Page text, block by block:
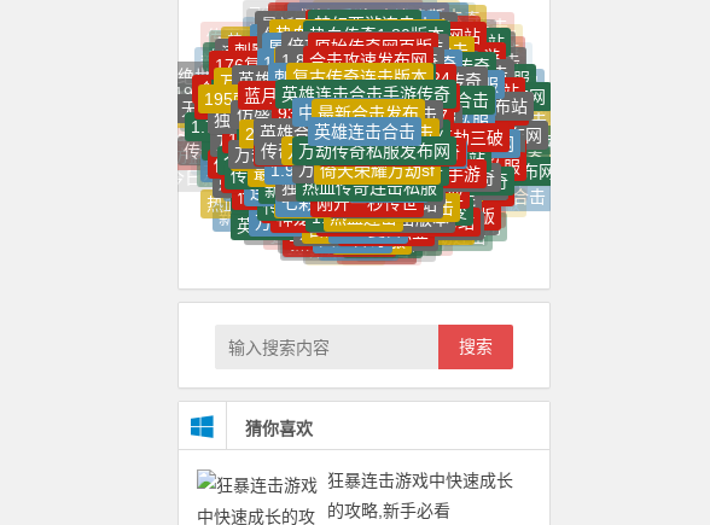
西游变态手游
西游高爆版手
999传奇手游SF新服网
盛大1.76复古合击版本
虎威荣耀倚天版本传奇
道盾合击版本
极品传奇
最新万劫版本传奇
新开连击
梦幻西游连击
传奇1.85合击
最新狼派连击
新开热血传奇sf
热血高爆版传奇
复古万劫版本合击
热血传奇sf私发网
热血传奇手游
网页版永劫无间
仿盛大内功连击传奇
热血传奇sf最新发布网
热血传奇1.80版本
新开万劫连击传奇网站
传奇私服单职业
最新单职业传奇网站
传奇私服网站大全
鸿蒙超变传奇手游
新年仙界三破万劫
怒火一刀传奇手游
满攻速高爆率传奇
刺影三破万劫连击
龙神万劫传奇
屠龙霸业传奇手游
倍功万劫连击传奇
原始传奇网页版
魔龙传奇手游
1.85复古版合击
传奇SF999
万魔劫传奇手游
梦幻西游超级连击
皓月传奇
1.80星王合击
绝世倚天荣耀万劫版本
合击SF
1.76私服
176复古金币版本传奇
1.95万劫传奇
合击连击传奇
1.80英雄合击神途
合击攻速发布网
三端互通传奇
1.95刺影传奇
刺影万劫连击传奇
合击传奇连击
传奇sf万劫连击
内功连击传奇私服
新开传奇连击私服
1.80连击传世
‌180合击传奇发布网
‌195合击传奇发布网站
合击传奇新开网站
英雄合击发布网
万劫SF传奇发布网
英雄连击传奇私服
英雄合击sf
刺影玉兔万劫连击
复古传奇连击版本
热血传奇1.80
狼派连击2024
超超变65535传奇
新开中变传世私服
超变连击传奇
80星王合击网站
英雄合击传奇发布网
最新1.76合击
传奇176网页游戏
复古传世无元神
二合一传奇带彻地钉手游
无限刀速超变单职业
灭神单职业手机版
万劫传奇手游
195刺影连击合击手机版
绝世烈焰传奇
蓝月返利版之古云传奇
复古传奇连击
英雄连击合击手游传奇
传奇手游高爆版
连击传奇官网
英雄合击1.76合击
万劫连击2024
1.95刺影合击发布站
神龙合击发布网
新开合击版本
龙王万劫三破连击
1.95连击
sf999手游传奇新服网
超变合击版
冰雪合击
1.76暗黑版本传奇
万劫sf
独家飞翔万劫连击
复古传奇
仿盛大复古内功连击
9377至尊合击
中变万劫连击
最新合击发布
新开传奇连击
万劫冰雪67
烈焰私服
传奇合击私服
中变传奇
传奇世界SF
合击SF最新发布网
万劫连击万劫传奇独家万劫三破
古焰传奇
万劫合击
万劫连击sf94
仿盛大金牛内功合击
传奇合击连击版本
玉兔万劫连击
万劫合击传奇
1.95连击传奇
必杀万劫连击
2023新开万劫SF
英雄合击1.85合击
SF万劫
英雄连击合击
光明万劫连击
新开单职业
万劫连击独家万劫三破
3破万劫连击
合击sf倍攻发布网
万劫连击纯微端
倍功万劫连击
神龙万劫三破传奇
光明黑暗万劫传奇
195神龙刺影合击手游
今日新开传奇合击连击
万劫合击私服
万劫传奇合击
传奇连击合击
今日传奇万劫
新开万劫版本
万劫合击传奇私服
连击传奇发布网
传奇万劫三破发布网
万劫版本传奇网站
万劫传奇私服发布网
新开连击合击传奇
刚开连击传奇
万劫连击发布站
英雄2私服
最新英雄合击私服
热血传奇万劫连击发布网
176传奇
单职业迷失
华夏万劫连击
80变态倍功合击发布网
热血合击
至尊合击
刺影神龙合击
神蛇万劫连击
传奇中变新开网
最新传奇超变
1.95皓月合击
变态合击
万劫传奇发布网
倚天荣耀万劫sf
180合击传奇
内功连击传奇手游
新开内功连击传奇
万劫连击合击传奇
1.95传奇神龙
万劫连击手游
七彩变态英雄连击合击
三破传奇合击版
万劫神途
荣耀合击
打金合击
热血传奇万劫版本
雷霆二合一
传奇万劫三破
连击传奇手游
新开传奇私服
独家万劫三破
大极品传奇
热血传奇连击私服
传奇超变
传奇1.95
变态单职业
神龙万劫连
新开合击
最新开传奇
倚天万劫连击
新开传世
万劫冰雪传奇
雷霆火龙二合一
万劫传奇网
1.80传奇
新开万劫连击网站
热血万劫
连击传奇
传奇新开一秒
三破万劫连击
七彩天意连击传奇
刚开一秒传世
英雄合击网站
万劫版本合击
连击传奇超变
连击传奇无英雄版
传世私服发布网
万劫连击sf发布网
传奇连击版本
刚开一秒传奇180合击
万劫连击合击传奇发布网
最新万劫三破传奇
狂暴连击
最新传奇版本
英雄合击连击传奇
万劫合击沉默版
神龙万劫连击
1.95神龙
热血连击
传奇内功连击版本
万劫连击版本发布站
连击倚天辟地传奇
神龙万劫版本
倚天荣耀万劫连击
传奇页游
1.95刺影
最新传世
我本沉默传奇
天心传奇
复古神途
星王传奇
神途传奇
1.76精品
万劫三破
古惑仔传奇
1.76复古
超变单职业
万劫传奇
传奇新开
轻变传奇
英雄合击
万劫连击
变态私服
我本沉默私服
新开传奇世界
火龙传奇
热血私服
神龙合击
传奇复古
万劫连击传奇
合击私服
搜索
猜你喜欢
狂暴连击游戏中快速成长
的攻略,新手必看